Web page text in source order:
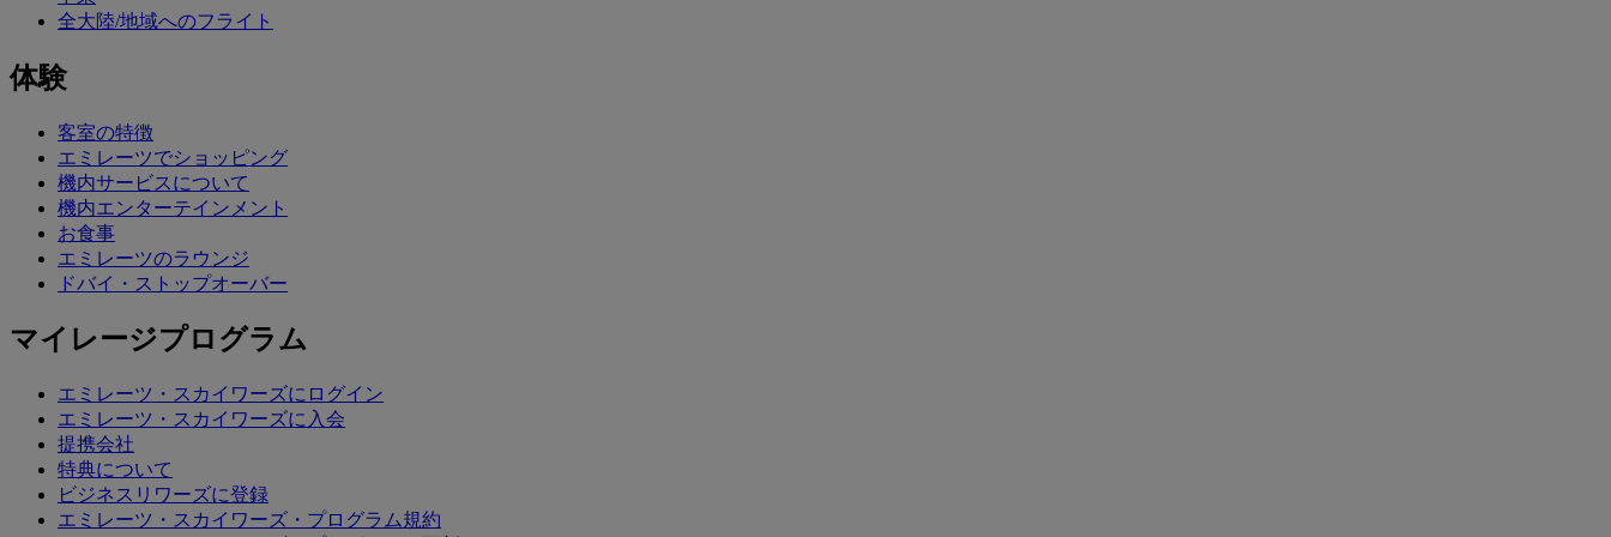
全大陸/地域へのフライト
体験
客室の特徴
エミレーツでショッピング
機内サービスについて
機内エンターテインメント
お食事
エミレーツのラウンジ
ドバイ・ストップオーバー
マイレージプログラム
エミレーツ・スカイワーズにログイン
エミレーツ・スカイワーズに入会
提携会社
特典について
ビジネスリワーズに登録
エミレーツ・スカイワーズ・プログラム規約